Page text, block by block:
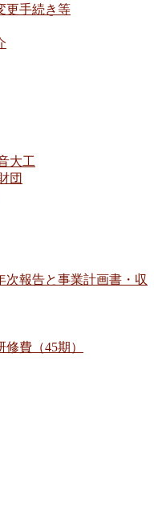
更手続き等
大工
団
次報告と事業計画書・収
費（45期）